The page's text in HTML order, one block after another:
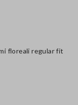
floreali regular fit